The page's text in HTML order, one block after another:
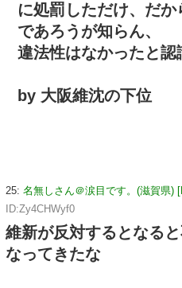
に処罰しただけ、だ
であろうが知らん、
違法性はなかったと認
by 大阪維沈の下位
25: 名無しさん＠涙目です。(滋賀県)
ID:Zy4CHWyf0
維新が反対するとなる
なってきたな